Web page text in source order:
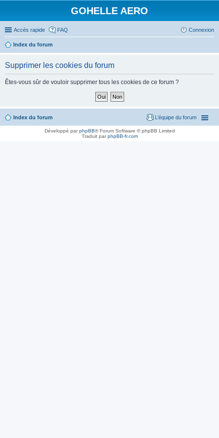
GOHELLE AERO
Accès rapide FAQ Connexion
Index du forum
Supprimer les cookies du forum
Êtes-vous sûr de vouloir supprimer tous les cookies de ce forum ?
Index du forum L’équipe du forum
Développé parphpBB® Forum Software © phpBB Limited
Traduit parphpBB-fr.com